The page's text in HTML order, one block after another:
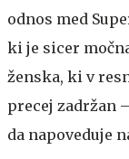
odnos med
ki je sicer
ženska, ki v
precej zadržan
da napoveduje